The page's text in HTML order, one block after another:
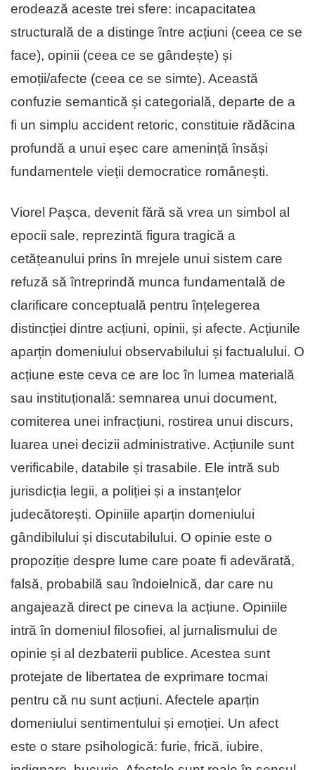
erodează aceste trei sfere: incapacitatea
structurală de a distinge între acțiuni (ceea ce se
face), opinii (ceea ce se gândește) și
emoții/afecte (ceea ce se simte). Această
confuzie semantică și categorială, departe de a
fi un simplu accident retoric, constituie rădăcina
profundă a unui eșec care amenință însăși
fundamentele vieții democratice românești.
Viorel Pașca, devenit fără să vrea un simbol al
epocii sale, reprezintă figura tragică a
cetățeanului prins în mrejele unui sistem care
refuză să întreprindă munca fundamentală de
clarificare conceptuală pentru înțelegerea
distincției dintre acțiuni, opinii, și afecte. Acțiunile
aparțin domeniului observabilului și factualului. O
acțiune este ceva ce are loc în lumea materială
sau instituțională: semnarea unui document,
comiterea unei infracțiuni, rostirea unui discurs,
luarea unei decizii administrative. Acțiunile sunt
verificabile, databile și trasabile. Ele intră sub
jurisdicția legii, a poliției și a instanțelor
judecătorești. Opiniile aparțin domeniului
gândibilului și discutabilului. O opinie este o
propoziție despre lume care poate fi adevărată,
falsă, probabilă sau îndoielnică, dar care nu
angajează direct pe cineva la acțiune. Opiniile
intră în domeniul filosofiei, al jurnalismului de
opinie și al dezbaterii publice. Acestea sunt
protejate de libertatea de exprimare tocmai
pentru că nu sunt acțiuni. Afectele aparțin
domeniului sentimentului și emoției. Un afect
este o stare psihologică: furie, frică, iubire,